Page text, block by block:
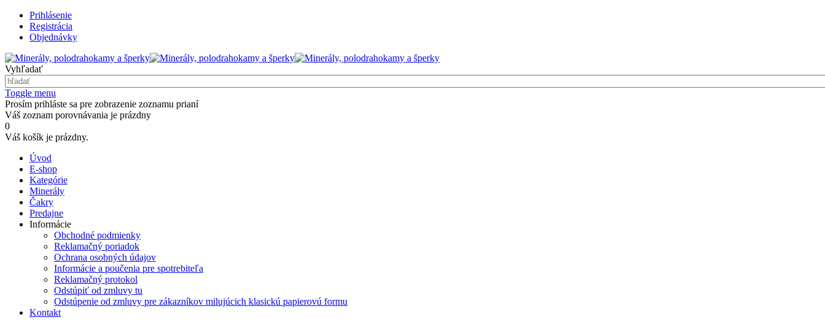
Prihlásenie
Registrácia
Objednávky
Vyhľadať
Toggle menu
Prosím prihláste sa pre zobrazenie zoznamu prianí
Váš zoznam porovnávania je prázdny
0
Váš košík je prázdny.
Úvod
E-shop
Kategórie
Minerály
Čakry
Predajne
Informácie
Obchodné podmienky
Reklamačný poriadok
Ochrana osobných údajov
Informácie a poučenia pre spotrebiteľa
Reklamačný protokol
Odstúpiť od zmluvy tu
Odstúpenie od zmluvy pre zákazníkov milujúcich klasickú papierovú formu
Kontakt